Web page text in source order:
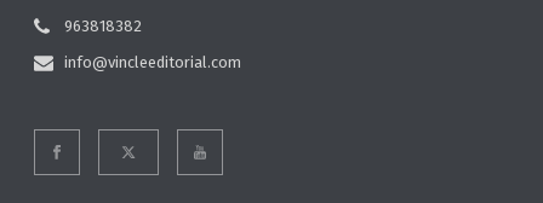
963818382
info@vincleeditorial.com